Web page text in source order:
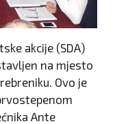
akcije (SDA)
na mjesto
Ovo je
Ante